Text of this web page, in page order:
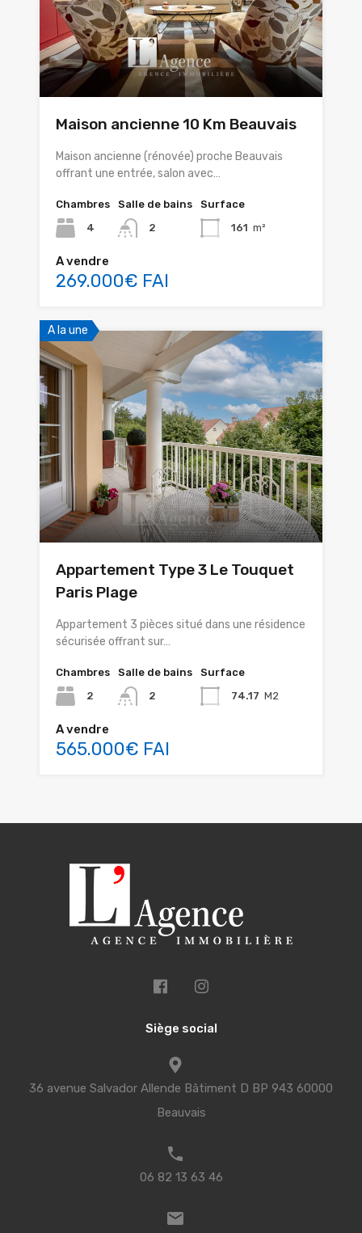
Maison ancienne 10 Km Beauvais
Maison ancienne (rénovée) proche Beauvais
offrant une entrée, salon avec…
Chambres
4
Salle de bains
2
Surface
161 m²
A vendre
269.000€ FAI
A la une
Appartement Type 3 Le Touquet
Paris Plage
Appartement 3 pièces situé dans une résidence
sécurisée offrant sur…
Chambres
2
Salle de bains
2
Surface
74.17 M2
A vendre
565.000€ FAI
Siège social
36 avenue Salvador Allende Bâtiment D BP 943 60000
Beauvais
06 82 13 63 46